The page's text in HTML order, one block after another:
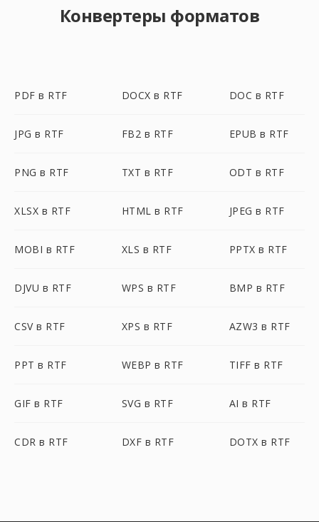
Конвертеры форматов
PDF в RTF DOCX в RTF DOC в RTF
JPG в RTF FB2 в RTF EPUB в RTF
PNG в RTF TXT в RTF ODT в RTF
XLSX в RTF HTML в RTF JPEG в RTF
MOBI в RTF XLS в RTF PPTX в RTF
DJVU в RTF WPS в RTF BMP в RTF
CSV в RTF XPS в RTF AZW3 в RTF
PPT в RTF WEBP в RTF TIFF в RTF
GIF в RTF SVG в RTF AI в RTF
CDR в RTF DXF в RTF DOTX в RTF